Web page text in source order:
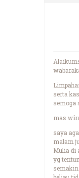
serta
semoga
mas
saya
malam
Mulia di
yg
semakin